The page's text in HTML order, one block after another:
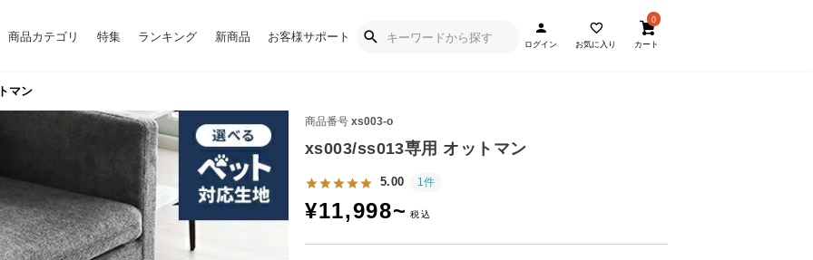
商品カテゴリ 特集 ランキング 新商品 お客様サポート
ログイン お気に入り
0
カート
マン
商品番号 xs003-o
xs003/ss013専用 オットマン
5.00 1件
¥11,998~